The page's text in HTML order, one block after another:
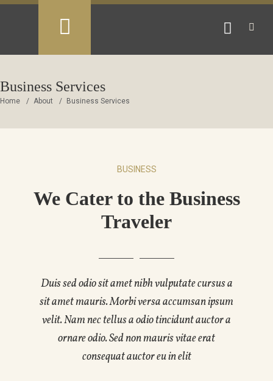
Business Services
Home About Business Services
BUSINESS
We Cater to the Business
Traveler
Duis sed odio sit amet nibh vulputate cursus a
sit amet mauris. Morbi versa accumsan ipsum
velit. Nam nec tellus a odio tincidunt auctor a
ornare odio. Sed non mauris vitae erat
consequat auctor eu in elit